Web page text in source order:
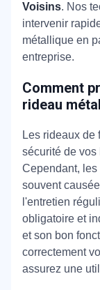
Voisins. Nos
intervenir
métallique en
entreprise.
Comment
rideau
Les rideaux de
sécurité de
Cependant,
souvent
l'entretien
obligatoire et
et son bon
correctement
assurez une